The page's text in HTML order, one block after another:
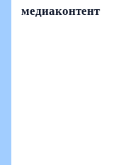
медиаконтент